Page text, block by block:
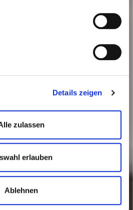
Details zeigen
zulassen
erlauben
Ablehnen